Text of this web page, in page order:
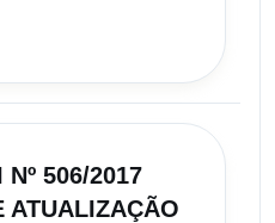
506/2017
ATUALIZAÇÃO